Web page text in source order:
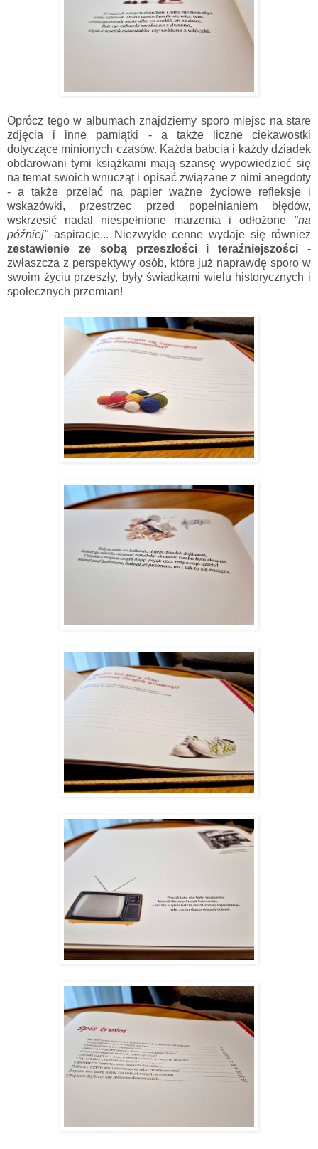
Oprócz tego w albumach znajdziemy sporo miejsc na stare
zdjęcia i inne pamiątki - a także liczne ciekawostki
dotyczące minionych czasów. Każda babcia i każdy dziadek
obdarowani tymi książkami mają szansę wypowiedzieć się
na temat swoich wnucząt i opisać związane z nimi anegdoty
- a także przelać na papier ważne życiowe refleksje i
wskazówki, przestrzec przed popełnianiem błędów,
wskrzesić nadal niespełnione marzenia i odłożone "na
później"aspiracje... Niezwykle cenne wydaje się również
zestawienie ze sobą przeszłości i teraźniejszości -
zwłaszcza z perspektywy osób, które już naprawdę sporo w
swoim życiu przeszły, były świadkami wielu historycznych i
społecznych przemian!